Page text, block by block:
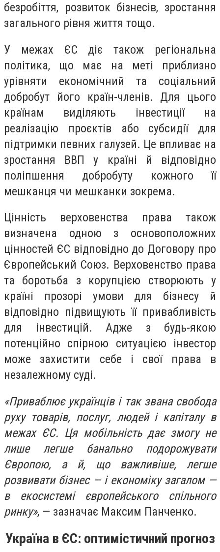
безробіття, розвиток бізнесів, зростання
загального рівня життя тощо.
У межах ЄС діє також регіональна
політика, що має на меті приблизно
урівняти економічний та соціальний
добробут його країн-членів. Для цього
країнам виділяють інвестиції на
реалізацію проєктів або субсидії для
підтримки певних галузей. Це впливає на
зростання ВВП у країні й відповідно
поліпшення добробуту кожного її
мешканця чи мешканки зокрема.
Цінність верховенства права також
визначена одною з основоположних
цінностей ЄС відповідно до Договору про
Європейський Союз. Верховенство права
та боротьба з корупцією створюють у
країні прозорі умови для бізнесу й
відповідно підвищують її привабливість
для інвестицій. Адже з будь-якою
потенційно спірною ситуацією інвестор
може захистити себе і свої права в
незалежному суді.
«Приваблює українців і так звана свобода
руху товарів, послуг, людей і капіталу в
межах ЄС. Ця мобільність дає змогу не
лише легше банально подорожувати
Європою, а й, що важливіше, легше
розвивати бізнес — і економіку загалом —
в екосистемі європейського спільного
ринку», — зазначає Максим Панченко.
Україна в ЄС: оптимістичний прогноз